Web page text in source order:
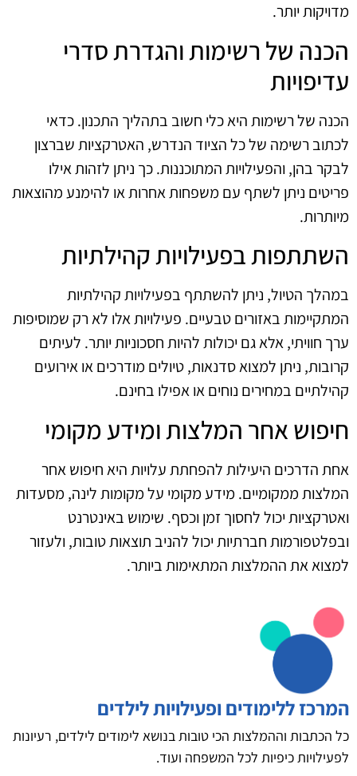
מדויקות יותר.
הכנה של רשימות והגדרת סדרי
עדיפויות
הכנה של רשימות היא כלי חשוב בתהליך התכנון. כדאי
לכתוב רשימה של כל הציוד הנדרש, האטרקציות שברצון
לבקר בהן, והפעילויות המתוכננות. כך ניתן לזהות אילו
פריטים ניתן לשתף עם משפחות אחרות או להימנע מהוצאות
מיותרות.
השתתפות בפעילויות קהילתיות
במהלך הטיול, ניתן להשתתף בפעילויות קהילתיות
המתקיימות באזורים טבעיים. פעילויות אלו לא רק שמוסיפות
ערך חוויתי, אלא גם יכולות להיות חסכוניות יותר. לעיתים
קרובות, ניתן למצוא סדנאות, טיולים מודרכים או אירועים
קהילתיים במחירים נוחים או אפילו בחינם.
חיפוש אחר המלצות ומידע מקומי
אחת הדרכים היעילות להפחתת עלויות היא חיפוש אחר
המלצות ממקומיים. מידע מקומי על מקומות לינה, מסעדות
ואטרקציות יכול לחסוך זמן וכסף. שימוש באינטרנט
ובפלטפורמות חברתיות יכול להניב תוצאות טובות, ולעזור
למצוא את ההמלצות המתאימות ביותר.
המרכז ללימודים ופעילויות לילדים
כל הכתבות וההמלצות הכי טובות בנושא לימודים לילדים, רעיונות
לפעילויות כיפיות לכל המשפחה ועוד.